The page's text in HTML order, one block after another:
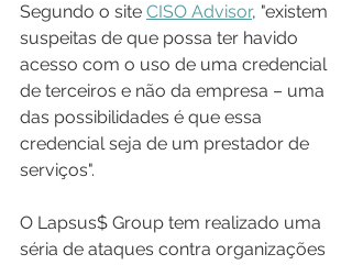
Segundo o site CISO Advisor, "existem
suspeitas de que possa ter havido
acesso com o uso de uma credencial
de terceiros e não da empresa – uma
das possibilidades é que essa
credencial seja de um prestador de
serviços".
O Lapsus$ Group tem realizado uma
séria de ataques contra organizações